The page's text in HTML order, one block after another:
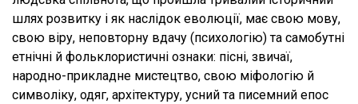
шлях розвитку і як наслідок еволюції, має свою мову,
свою віру, неповторну вдачу (психологію) та самобутні
етнічні й фольклористичні ознаки: пісні, звичаї,
народно-прикладне мистецтво, свою міфологію й
символіку, одяг, архітектуру, усний та писемний епос